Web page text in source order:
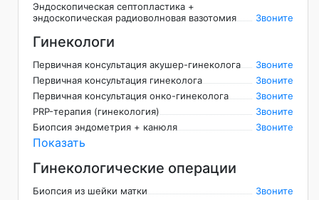
Эндоскопическая септопластика +
эндоскопическая радиоволновая вазотомия
Звоните
Гинекологи
Первичная консультация акушер-гинеколога
Звоните
Первичная консультация гинеколога
Звоните
Первичная консультация онко-гинеколога
Звоните
PRP-терапия (гинекология)
Звоните
Биопсия эндометрия + канюля
Звоните
Показать
Гинекологические операции
Биопсия из шейки матки
Звоните